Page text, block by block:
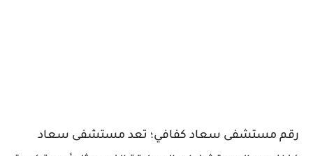
رقم مستشفى سعاد كفافي؛ تعد مستشفى سعاد